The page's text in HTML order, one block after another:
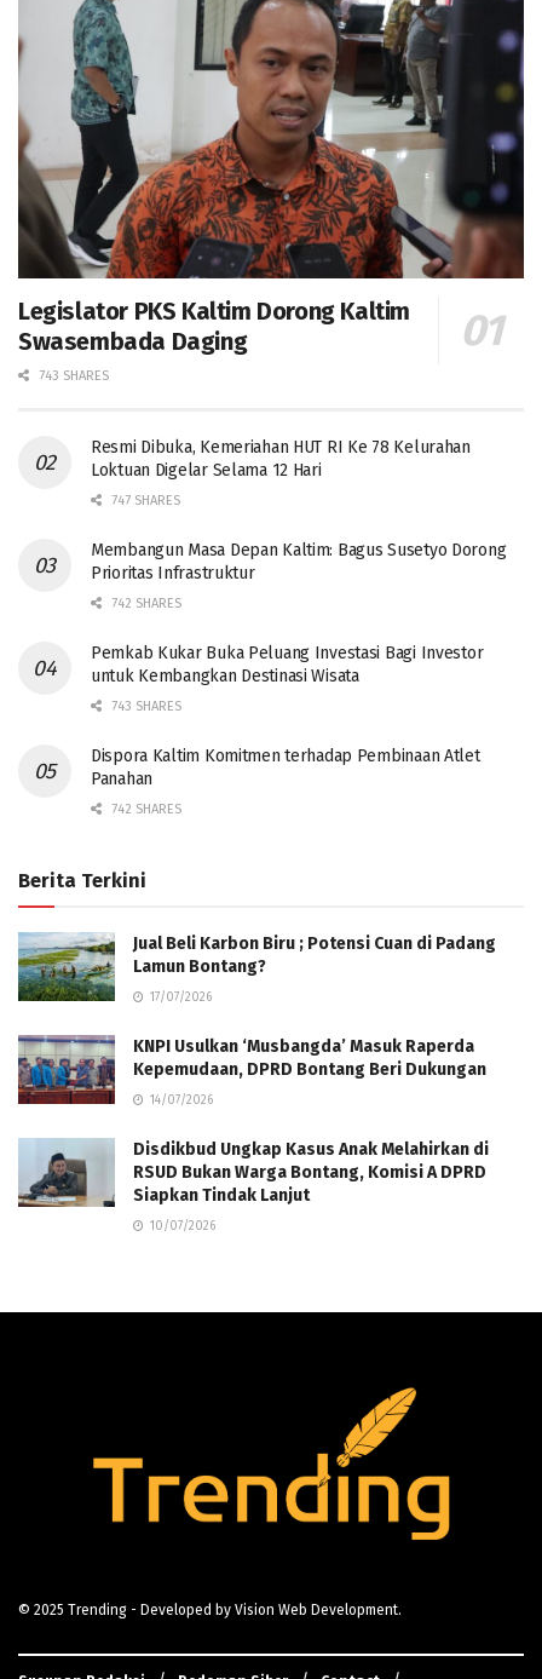
Legislator PKS Kaltim Dorong Kaltim
Swasembada Daging
743 SHARES
Resmi Dibuka, Kemeriahan HUT RI Ke 78 Kelurahan
Loktuan Digelar Selama 12 Hari
747 SHARES
Membangun Masa Depan Kaltim: Bagus Susetyo Dorong
Prioritas Infrastruktur
742 SHARES
Pemkab Kukar Buka Peluang Investasi Bagi Investor
untuk Kembangkan Destinasi Wisata
743 SHARES
Dispora Kaltim Komitmen terhadap Pembinaan Atlet
Panahan
742 SHARES
Berita Terkini
Jual Beli Karbon Biru ; Potensi Cuan di Padang
Lamun Bontang?
17/07/2026
KNPI Usulkan ‘Musbangda’ Masuk Raperda
Kepemudaan, DPRD Bontang Beri Dukungan
14/07/2026
Disdikbud Ungkap Kasus Anak Melahirkan di
RSUD Bukan Warga Bontang, Komisi A DPRD
Siapkan Tindak Lanjut
10/07/2026
© 2025 Trending - Developed by Vision Web Development.